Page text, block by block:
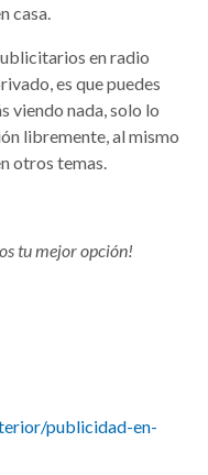
casa.
en radio
es que puedes
viendo nada, solo lo
libremente, al mismo
otros temas.
tu mejor opción!
publicidad-en-